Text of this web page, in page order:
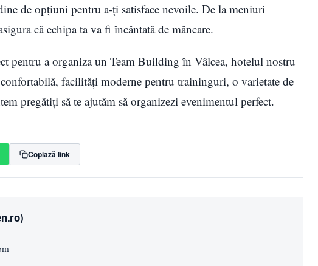
de opțiuni pentru a-ți satisface nevoile. De la meniuri
că echipa ta va fi încântată de mâncare.
pentru a organiza un Team Building în Vâlcea, hotelul nostru
facilități moderne pentru traininguri, o varietate de
pregătiți să te ajutăm să organizezi evenimentul perfect.
Copiază link